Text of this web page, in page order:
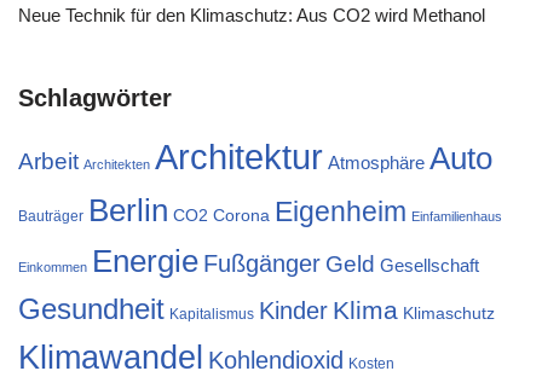
Neue Technik für den Klimaschutz: Aus CO2 wird Methanol
Schlagwörter
Arbeit Architekten Architektur Atmosphäre Auto
Bauträger Berlin CO2 Corona Eigenheim Einfamilienhaus
Einkommen Energie Fußgänger Geld Gesellschaft
Gesundheit Kapitalismus Kinder Klima Klimaschutz
Klimawandel Kohlendioxid Kosten